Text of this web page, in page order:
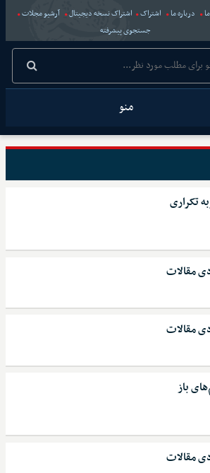
درباره ما اشتراک اشتراک نسخه دیجیتال
آرشیو مجلات
جستجوی پیشرفته
منو
تکراری
مقالات
مقالات
باز
مقالات